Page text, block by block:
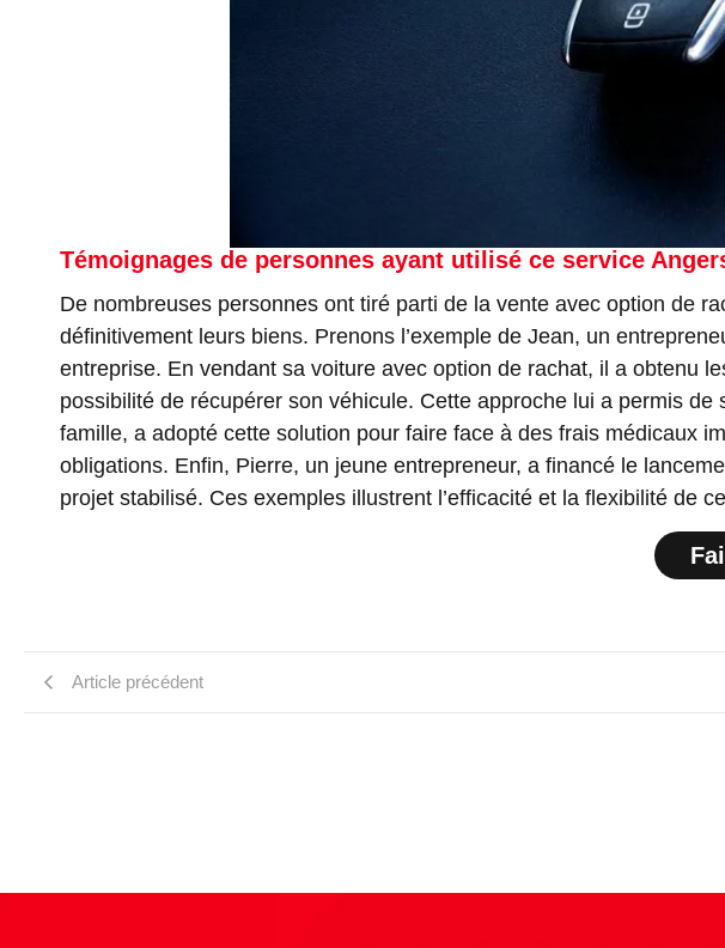
Témoignages de personnes ayant utilisé ce service
De nombreuses personnes ont tiré parti de la vente avec option de
définitivement leurs biens. Prenons l’exemple de Jean, un
entreprise. En vendant sa voiture avec option de rachat, il a obtenu
possibilité de récupérer son véhicule. Cette approche lui a permis
famille, a adopté cette solution pour faire face à des frais médicaux
obligations. Enfin, Pierre, un jeune entrepreneur, a financé le
projet stabilisé. Ces exemples illustrent l’efficacité et la flexibilité de
Article précédent